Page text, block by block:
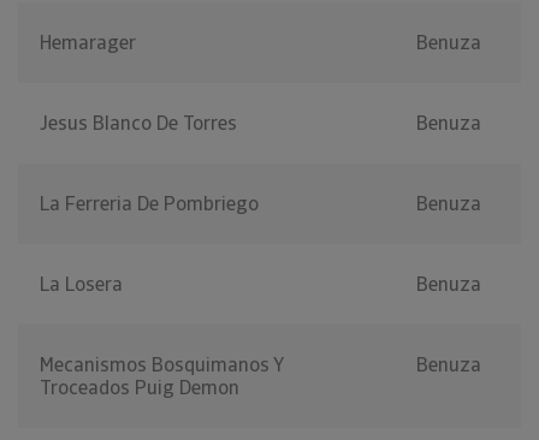
Hemarager Benuza
Jesus Blanco De Torres Benuza
La Ferreria De Pombriego Benuza
La Losera Benuza
Mecanismos Bosquimanos Y
Troceados Puig Demon
Benuza